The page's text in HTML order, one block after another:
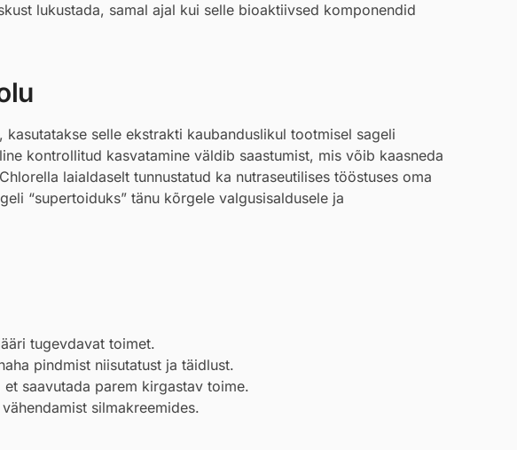
lukustada, samal ajal kui selle bioaktiivsed komponendid
selle ekstrakti kaubanduslikul tootmisel sageli
kontrollitud kasvatamine väldib saastumist, mis võib kaasneda
laialdaselt tunnustatud ka nutraseutilises tööstuses oma
“supertoiduks” tänu kõrgele valgusisaldusele ja
tugevdavat toimet.
pindmist niisutatust ja täidlust.
saavutada parem kirgastav toime.
silmakreemides.